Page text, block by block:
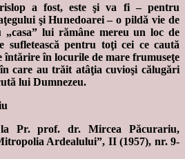
a fost, este şi va fi – pentru
şi Hunedoarei – o pildă vie de
„casa” lui rămâne mereu un loc de
sufletească pentru toţi cei ce caută
întărire în locurile de mare frumuseţe
care au trăit atâţia cuvioşi călugări
lui Dumnezeu.
Pr. prof. dr. Mircea Păcurariu,
Ardealului”, II (1957), nr. 9-